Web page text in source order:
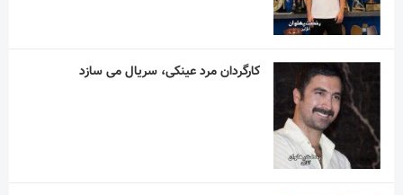
کارگردان مرد عینکی، سریال می سازد